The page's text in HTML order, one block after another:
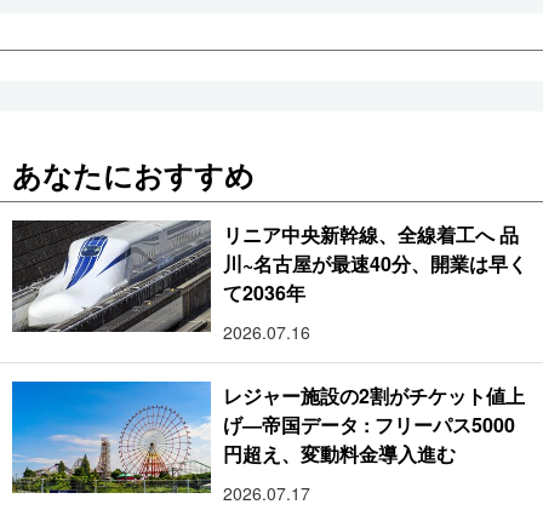
あなたにおすすめ
リニア中央新幹線、全線着工へ 品
川~名古屋が最速40分、開業は早く
て2036年
2026.07.16
レジャー施設の2割がチケット値上
げ―帝国データ : フリーパス5000
円超え、変動料金導入進む
2026.07.17